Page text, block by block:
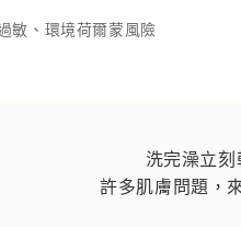
敏、環境荷爾蒙風險
洗完澡立
許多肌膚問題，